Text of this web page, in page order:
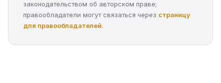
законодательством об авторском праве;
правообладатели могут связаться через страницу
для правообладателей.